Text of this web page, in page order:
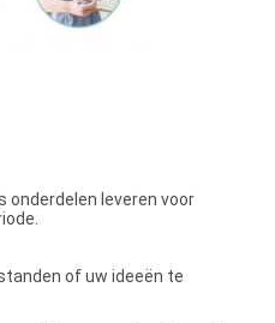
onderdelen leveren voor
of uw ideeën te